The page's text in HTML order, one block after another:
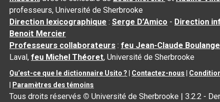
professeurs, Université de Sherbrooke
Direction lexicographique :Serge D’Amico - Direction
Benoit Mercier
Professeurs collaborateurs :feu Jean-Claude
Laval,feu Michel Théoret, Université de Sherbrooke
Qu’est-ce que le dictionnaire Usito ? Contactez-nous
Paramètres des témoins
Tous droits réservés © Université de Sherbrooke |3.2.2 -